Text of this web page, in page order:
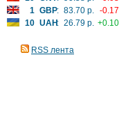
1 GBP: 83.70 р. -0.17
10 UAH: 26.79 р. +0.10
RSS лента